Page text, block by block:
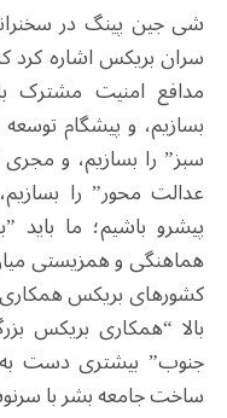
شی جین پینگ در
سران بریکس اشاره کرد
مدافع امنیت مشترک
بسازیم، و پیشگام
سبز” را بسازیم، و مجری
عدالت محور” را
پیشرو باشیم؛ ما باید
هماهنگی و همزیستی
کشورهای بریکس همکاری
بالا “همکاری بریکس
جنوب” بیشتری دست
ساخت جامعه بشر با